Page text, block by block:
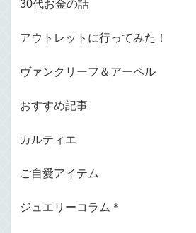
30代お金の話
アウトレットに行ってみた！
ヴァンクリーフ＆アーペル
おすすめ記事
カルティエ
ご自愛アイテム
ジュエリーコラム＊